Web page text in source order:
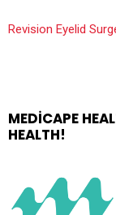
Revision Eyelid
MEDICAPE
HEALTH!